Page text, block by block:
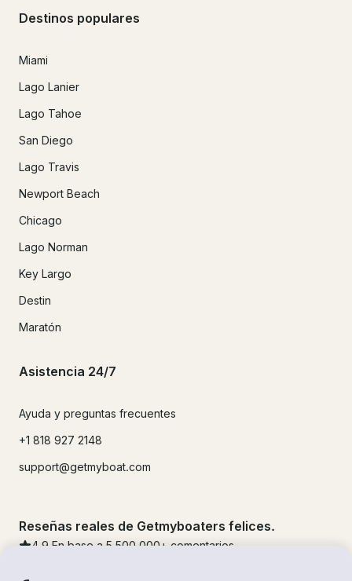
Destinos populares
Miami
Lago Lanier
Lago Tahoe
San Diego
Lago Travis
Newport Beach
Chicago
Lago Norman
Key Largo
Destin
Maratón
Asistencia 24/7
Ayuda y preguntas frecuentes
+1 818 927 2148
support@getmyboat.com
Reseñas reales de Getmyboaters felices.
4.9 En base a 5 500,000 + comentarios